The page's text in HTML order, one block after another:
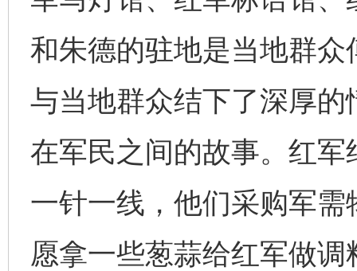
和朱德的驻地是当地群
与当地群众结下了深厚
在军民之间的故事。红
一针一线，他们采购军
愿拿一些葱蒜给红军做